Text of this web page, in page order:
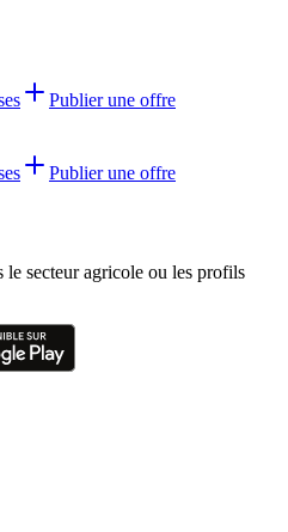
Publier une offre
Publier une offre
secteur agricole ou les profils